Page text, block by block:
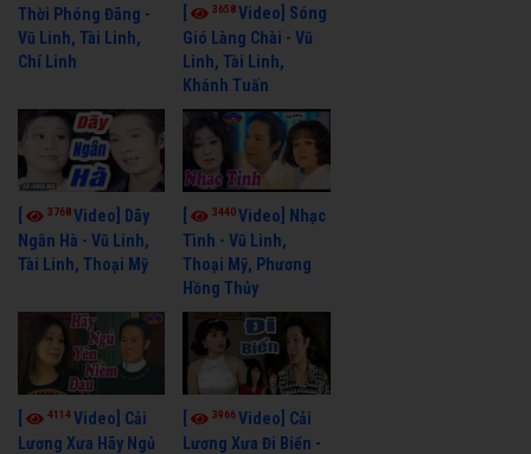
Thời Phóng Đãng -
Vũ Linh, Tài Linh,
Chí Linh
3658Video] Sóng
Gió Làng Chài - Vũ
Linh, Tài Linh,
Khánh Tuấn
3768Video] Dãy
Ngân Hà - Vũ Linh,
Tài Linh, Thoại Mỹ
3440Video] Nhạc
Tình - Vũ Linh,
Thoại Mỹ, Phương
Hồng Thủy
4114Video] Cải
Lương Xưa Hãy Ngủ
3966Video] Cải
Lương Xưa Đi Biển -